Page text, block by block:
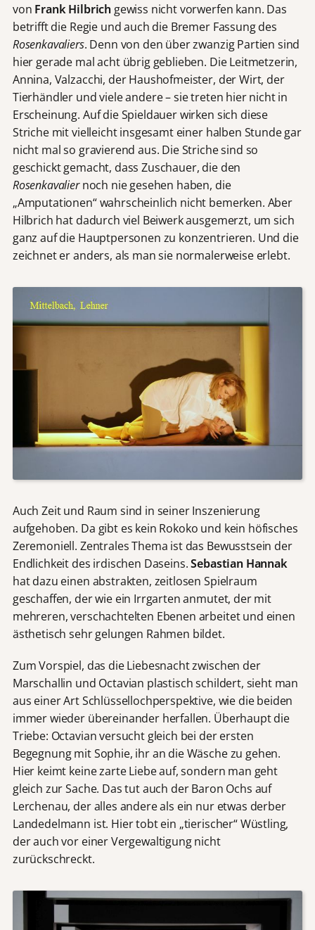
von Frank Hilbrich gewiss nicht vorwerfen kann. Das
betrifft die Regie und auch die Bremer Fassung des
Rosenkavaliers. Denn von den über zwanzig Partien sind
hier gerade mal acht übrig geblieben. Die Leitmetzerin,
Annina, Valzacchi, der Haushofmeister, der Wirt, der
Tierhändler und viele andere – sie treten hier nicht in
Erscheinung. Auf die Spieldauer wirken sich diese
Striche mit vielleicht insgesamt einer halben Stunde gar
nicht mal so gravierend aus. Die Striche sind so
geschickt gemacht, dass Zuschauer, die den
Rosenkavaliernoch nie gesehen haben, die
„Amputationen“ wahrscheinlich nicht bemerken. Aber
Hilbrich hat dadurch viel Beiwerk ausgemerzt, um sich
ganz auf die Hauptpersonen zu konzentrieren. Und die
zeichnet er anders, als man sie normalerweise erlebt.
Auch Zeit und Raum sind in seiner Inszenierung
aufgehoben. Da gibt es kein Rokoko und kein höfisches
Zeremoniell. Zentrales Thema ist das Bewusstsein der
Endlichkeit des irdischen Daseins.Sebastian Hannak
hat dazu einen abstrakten, zeitlosen Spielraum
geschaffen, der wie ein Irrgarten anmutet, der mit
mehreren, verschachtelten Ebenen arbeitet und einen
ästhetisch sehr gelungen Rahmen bildet.
Zum Vorspiel, das die Liebesnacht zwischen der
Marschallin und Octavian plastisch schildert, sieht man
aus einer Art Schlüssellochperspektive, wie die beiden
immer wieder übereinander herfallen. Überhaupt die
Triebe: Octavian versucht gleich bei der ersten
Begegnung mit Sophie, ihr an die Wäsche zu gehen.
Hier keimt keine zarte Liebe auf, sondern man geht
gleich zur Sache. Das tut auch der Baron Ochs auf
Lerchenau, der alles andere als ein nur etwas derber
Landedelmann ist. Hier tobt ein „tierischer“ Wüstling,
der auch vor einer Vergewaltigung nicht
zurückschreckt.